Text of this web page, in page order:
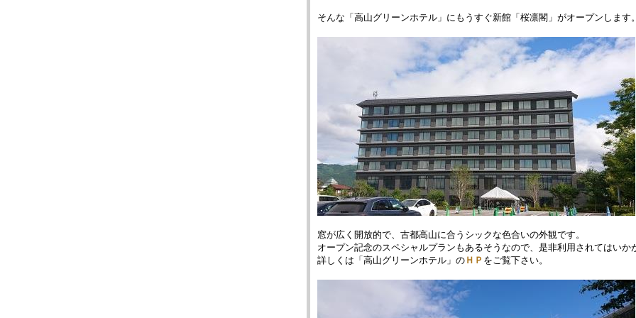
そんな「高山グリーンホテル」にもうすぐ新館「桜凛閣」がオープンします。
窓が広く開放的で、古都高山に合うシックな色合いの外観です。
オープン記念のスペシャルプランもあるそうなので、是非利用されてはいか
詳しくは「高山グリーンホテル」の ＨＰ をご覧下さい。